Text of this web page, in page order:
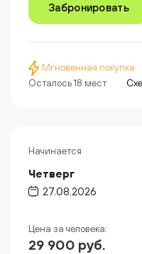
Забронировать
Мгновенная покупка
Осталось 18 мест
Начинается
Четверг
27.08.2026
Цена за человека:
29 900 руб.